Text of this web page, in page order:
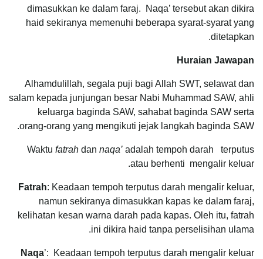
dimasukkan ke dalam faraj. Naqa’ tersebut akan dikira
haid sekiranya memenuhi beberapa syarat-syarat yang
ditetapkan.
Huraian Jawapan
Alhamdulillah, segala puji bagi Allah SWT, selawat dan
salam kepada junjungan besar Nabi Muhammad SAW, ahli
keluarga baginda SAW, sahabat baginda SAW serta
orang-orang yang mengikuti jejak langkah baginda SAW.
Waktu fatrah dan naqa’ adalah tempoh darah terputus
atau berhenti mengalir keluar.
Fatrah: Keadaan tempoh terputus darah mengalir keluar,
namun sekiranya dimasukkan kapas ke dalam faraj,
kelihatan kesan warna darah pada kapas. Oleh itu, fatrah
ini dikira haid tanpa perselisihan ulama.
Naqa’: Keadaan tempoh terputus darah mengalir keluar